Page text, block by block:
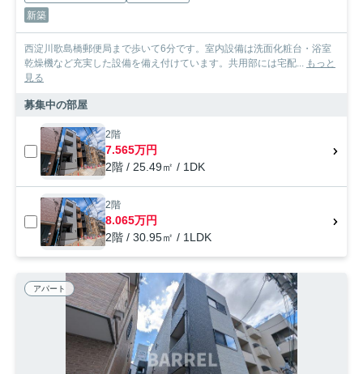
新築
西淀川歌島橋郵便局まで歩いて6分です。室内設備は洗面化粧台・浴室
乾燥機など充実した設備を備え付けています。共用部には宅配... もっと
見る
募集中の部屋
2階
7.565万円
2階 / 25.49㎡ / 1DK
2階
8.065万円
2階 / 30.95㎡ / 1LDK
アパート